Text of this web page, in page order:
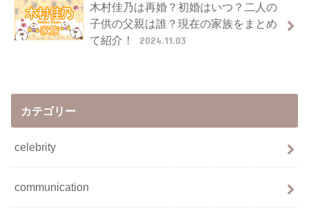
木村佳乃は再婚？初婚はいつ？二人の
子供の父親は誰？現在の家族をまとめ
て紹介！
2024.11.03
カテゴリー
celebrity
communication